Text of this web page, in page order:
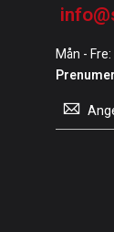
Mån -
Prenumerera
på
vårt